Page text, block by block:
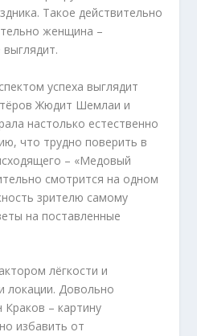
Такое действительно
женщина –
успеха выглядит
Жюдит Шемлаи и
настолько естественно
что трудно поверить в
– «Медовый
смотрится на одном
зрителю самому
на поставленные
лёгкости и
локации. Довольно
– картину
избавить от